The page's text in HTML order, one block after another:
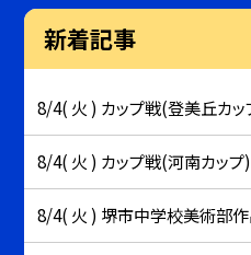
新着記事
8/4( 火 ) カップ戦(登美丘カ
8/4( 火 ) カップ戦(河南カッ
8/4( 火 ) 堺市中学校美術部